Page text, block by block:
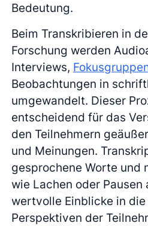
Bedeutung.
Beim Transkribieren in
Forschung werden
Interviews,
Beobachtungen in
umgewandelt. Dieser
entscheidend für das
den Teilnehmern
und Meinungen.
gesprochene Worte und
wie Lachen oder Pausen
wertvolle Einblicke in die
Perspektiven der